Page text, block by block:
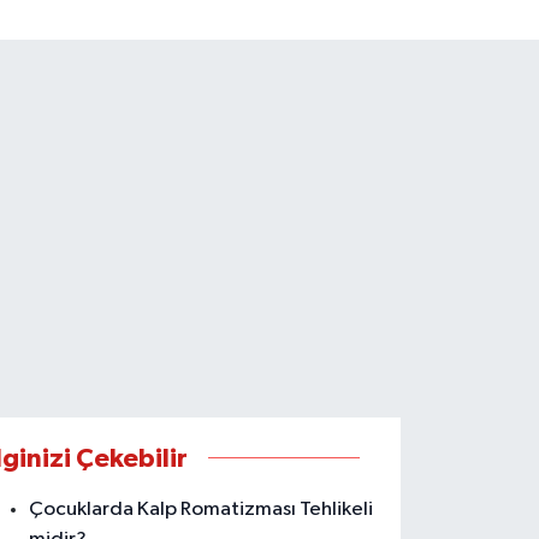
Çekebilir
Çocuklarda Kalp Romatizması Tehlikeli